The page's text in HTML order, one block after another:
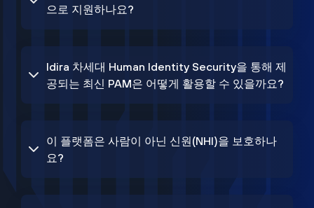
으로 지원하나요?
Idira 차세대 Human Identity Security을 통해 제
공되는 최신 PAM은 어떻게 활용할 수 있을까요?
이 플랫폼은 사람이 아닌 신원(NHI)을 보호하나
요?